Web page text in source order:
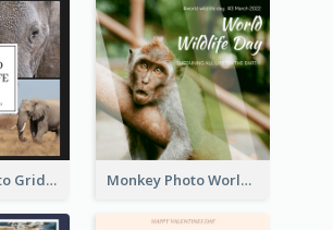
Elephant Photo Grid World Wildlife Day Instagram Post Monkey Photo World Wildlife Day Instagram Post